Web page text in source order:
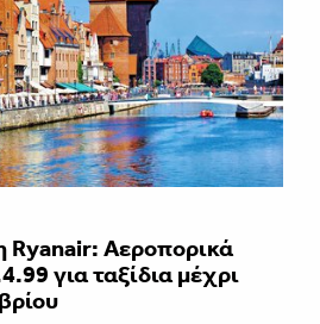
Ryanair: Αεροπορικά
για ταξίδια μέχρι